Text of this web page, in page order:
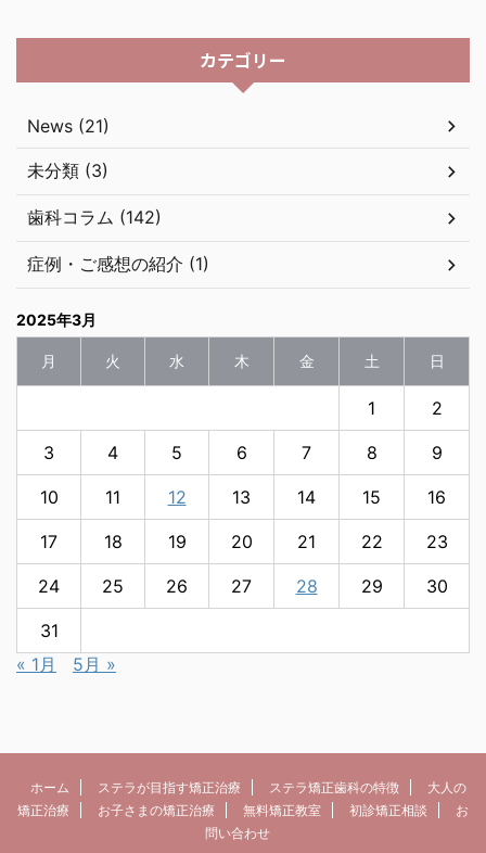
カテゴリー
News (21)
未分類 (3)
歯科コラム (142)
症例・ご感想の紹介 (1)
2025年3月
月 火 水 木 金 土 日
1 2
3 4 5 6 7 8 9
10 11 12 13 14 15 16
17 18 19 20 21 22 23
24 25 26 27 28 29 30
31
« 1月
5月 »
ホーム ステラが目指す矯正治療 ステラ矯正歯科の特徴
大人の
矯正治療
お子さまの矯正治療 無料矯正教室 初診矯正相談
お
問い合わせ